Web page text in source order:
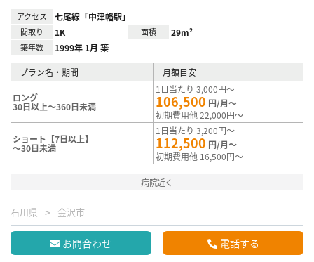
アクセス 七尾線「中津幡駅」
間取り 1K 面積 29m²
築年数 1999年 1月 築
プラン名・期間 月額目安
ロング
30日以上～360日未満
1日当たり 3,000円～
106,500 円/月～
初期費用他 22,000円～
ショート【7日以上】
～30日未満
1日当たり 3,200円～
112,500 円/月～
初期費用他 16,500円～
病院近く
石川県 金沢市
お問合わせ 電話する